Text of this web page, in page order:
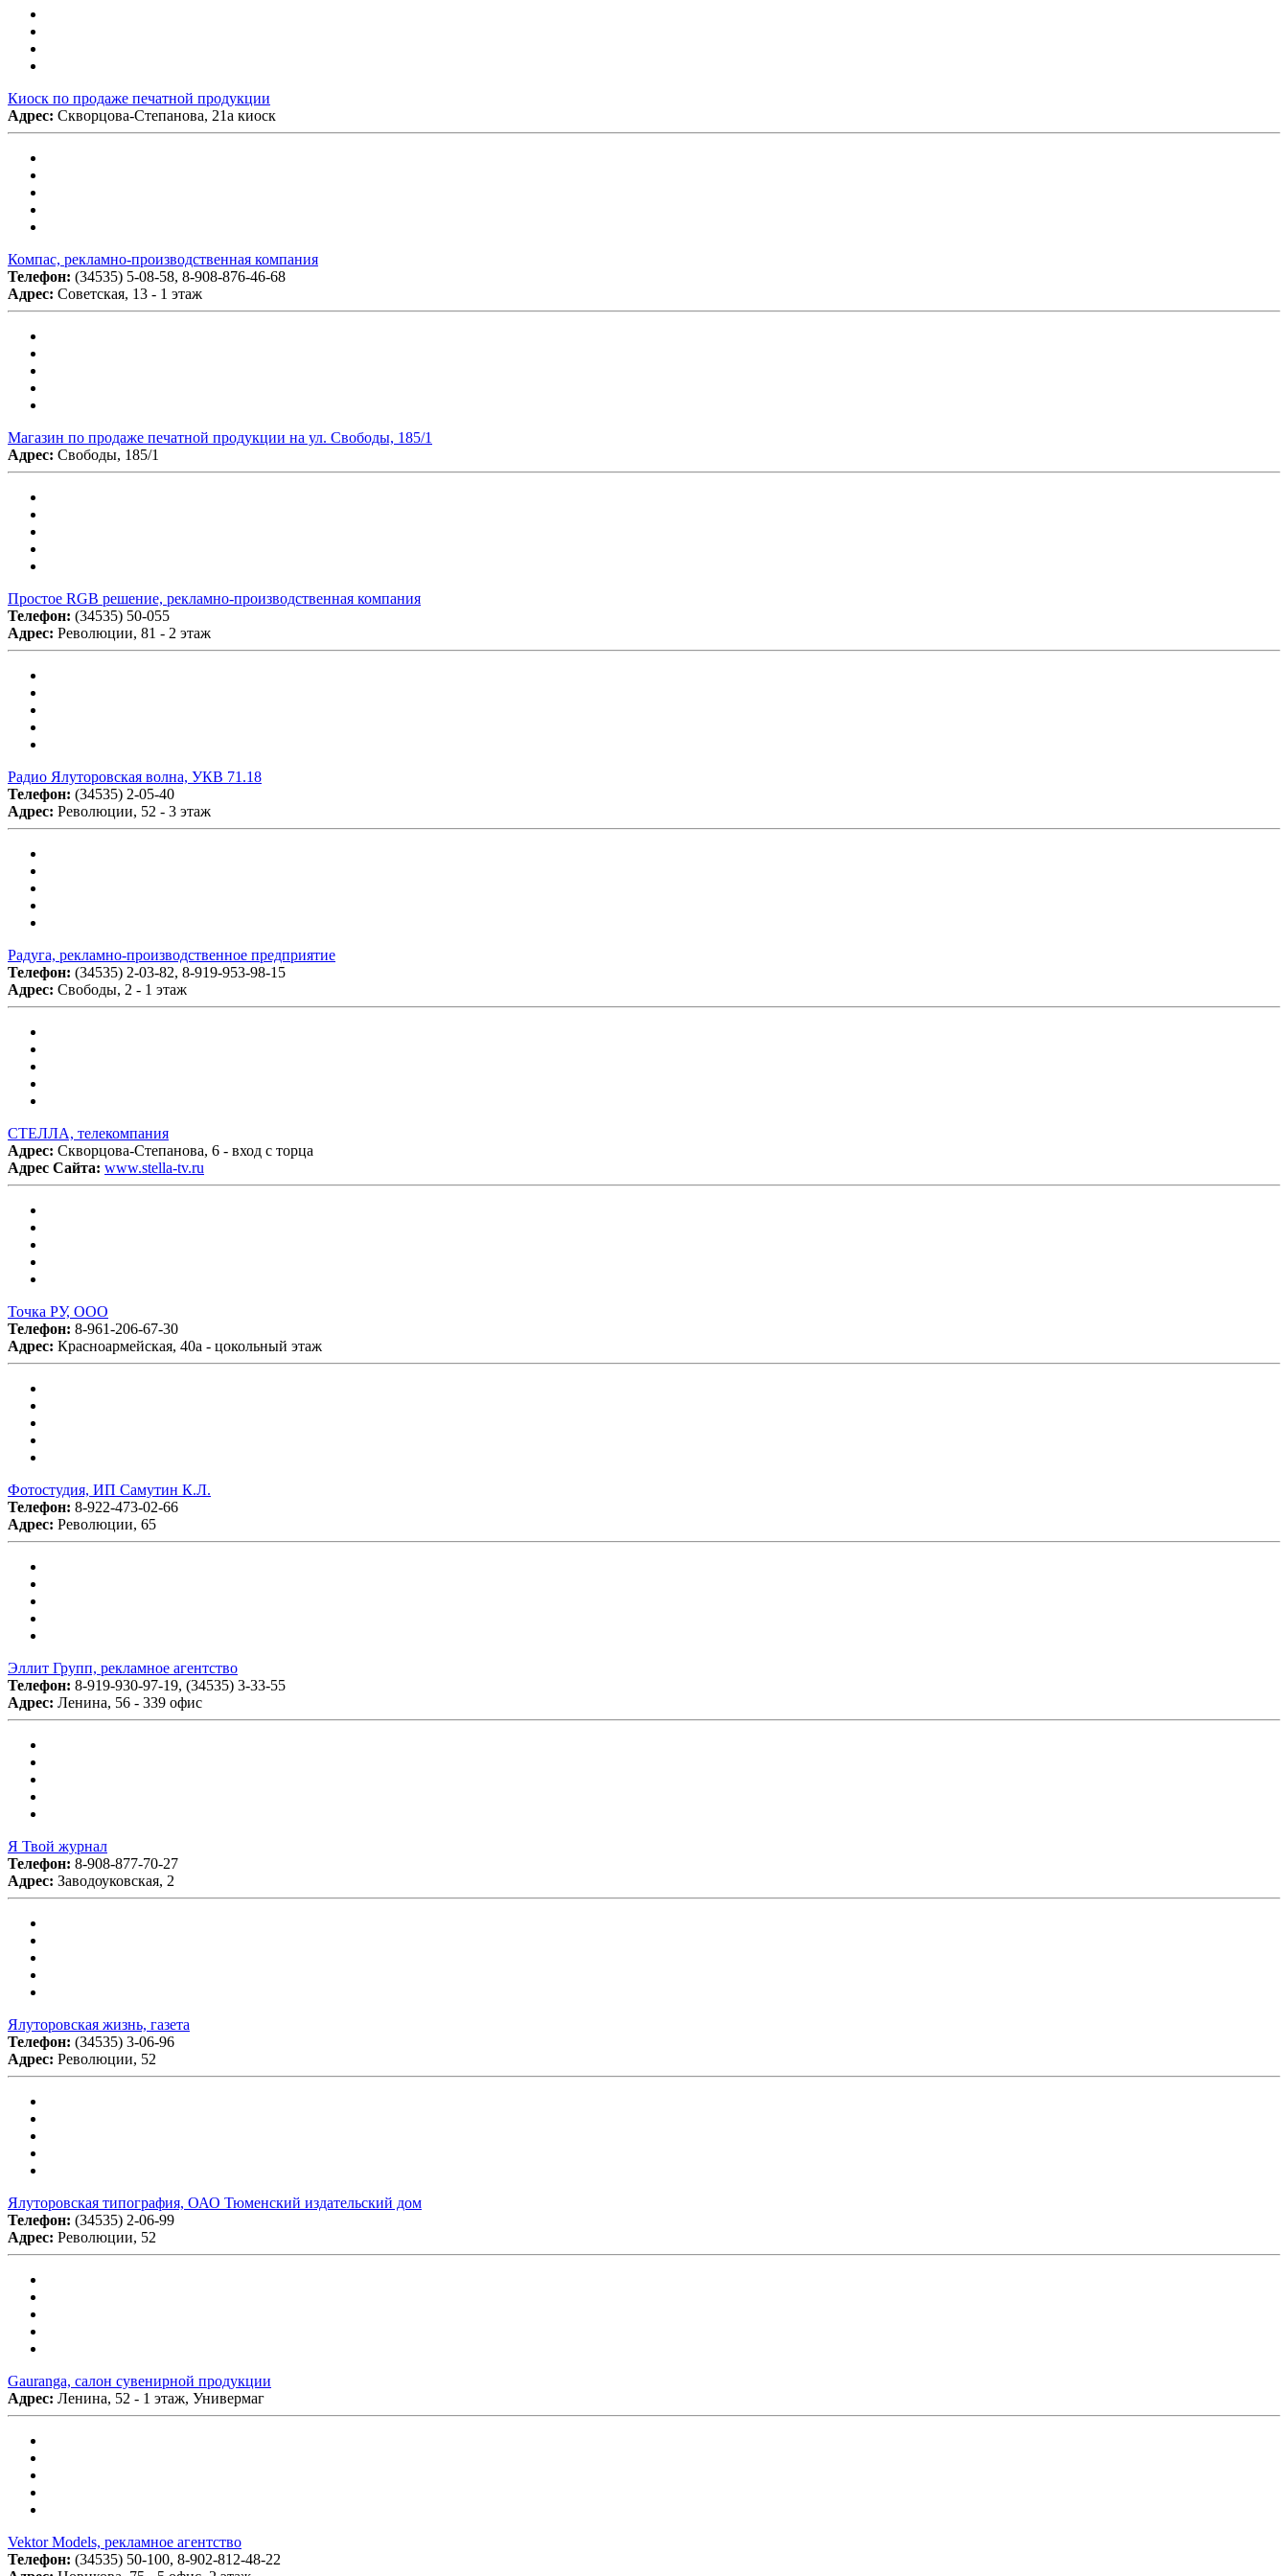
Киоск по продаже печатной продукции
Адрес: Скворцова-Степанова, 21а киоск
Компас, рекламно-производственная компания
Телефон: (34535) 5-08-58, 8-908-876-46-68
Адрес: Советская, 13 - 1 этаж
Магазин по продаже печатной продукции на ул. Свободы, 185/1
Адрес: Свободы, 185/1
Простое RGB решение, рекламно-производственная компания
Телефон: (34535) 50-055
Адрес: Революции, 81 - 2 этаж
Радио Ялуторовская волна, УКВ 71.18
Телефон: (34535) 2-05-40
Адрес: Революции, 52 - 3 этаж
Радуга, рекламно-производственное предприятие
Телефон: (34535) 2-03-82, 8-919-953-98-15
Адрес: Свободы, 2 - 1 этаж
СТЕЛЛА, телекомпания
Адрес: Скворцова-Степанова, 6 - вход с торца
Адрес Сайта: www.stella-tv.ru
Точка РУ, ООО
Телефон: 8-961-206-67-30
Адрес: Красноармейская, 40а - цокольный этаж
Фотостудия, ИП Самутин К.Л.
Телефон: 8-922-473-02-66
Адрес: Революции, 65
Эллит Групп, рекламное агентство
Телефон: 8-919-930-97-19, (34535) 3-33-55
Адрес: Ленина, 56 - 339 офис
Я Твой журнал
Телефон: 8-908-877-70-27
Адрес: Заводоуковская, 2
Ялуторовская жизнь, газета
Телефон: (34535) 3-06-96
Адрес: Революции, 52
Ялуторовская типография, ОАО Тюменский издательский дом
Телефон: (34535) 2-06-99
Адрес: Революции, 52
Gauranga, салон сувенирной продукции
Адрес: Ленина, 52 - 1 этаж, Универмаг
Vektor Models, рекламное агентство
Телефон: (34535) 50-100, 8-902-812-48-22